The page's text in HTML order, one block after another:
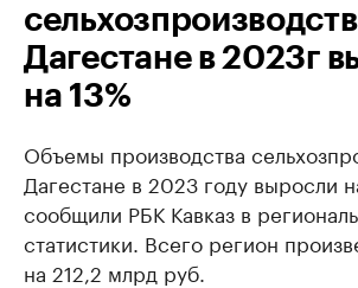
Дагестане в 2023г
на 13%
Объемы производства
Дагестане в 2023 году выросли
сообщили РБК Кавказ в
статистики. Всего регион
на 212,2 млрд руб.